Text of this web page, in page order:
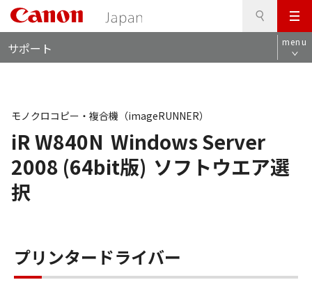
メ
ニ
ュ
サポート menu
iR W840N Windows Server
2008 (64bit版) ソフトウエア選
択
モノクロコピー・複合機（imageRUNNER）
プリンタードライバー